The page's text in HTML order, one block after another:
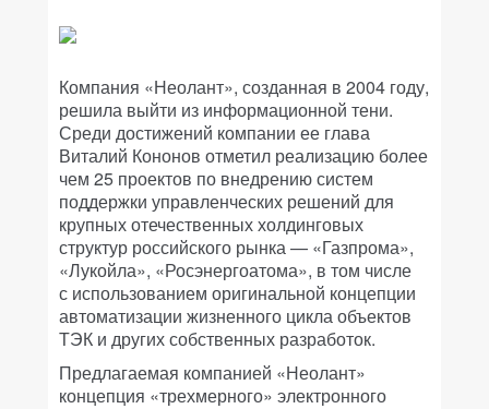
Компания «Неолант», созданная в 2004 году,
решила выйти из информационной тени.
Среди достижений компании ее глава
Виталий Кононов отметил реализацию более
чем 25 проектов по внедрению систем
поддержки управленческих решений для
крупных отечественных холдинговых
структур российского рынка — «Газпрома»,
«Лукойла», «Росэнергоатома», в том числе
с использованием оригинальной концепции
автоматизации жизненного цикла объектов
ТЭК и других собственных разработок.
Предлагаемая компанией «Неолант»
концепция «трехмерного» электронного